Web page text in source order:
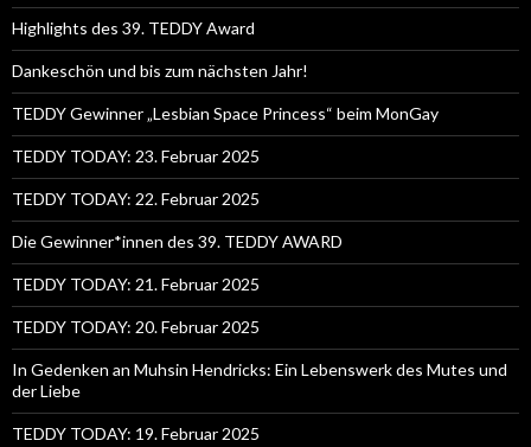
Highlights des 39. TEDDY Award
Dankeschön und bis zum nächsten Jahr!
TEDDY Gewinner „Lesbian Space Princess“ beim MonGay
TEDDY TODAY: 23. Februar 2025
TEDDY TODAY: 22. Februar 2025
Die Gewinner*innen des 39. TEDDY AWARD
TEDDY TODAY: 21. Februar 2025
TEDDY TODAY: 20. Februar 2025
In Gedenken an Muhsin Hendricks: Ein Lebenswerk des Mutes und
der Liebe
TEDDY TODAY: 19. Februar 2025